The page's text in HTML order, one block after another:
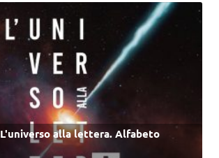
L'universo alla lettera. Alfabeto